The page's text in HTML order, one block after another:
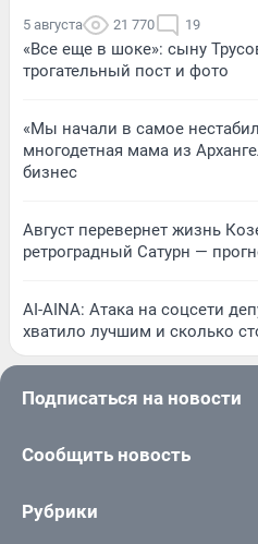
5 августа 21 770 19
«Все еще в шоке»: сыну
трогательный пост и фото
«Мы начали в самое
многодетная мама из
бизнес
Август перевернет жизнь
ретроградный Сатурн —
AI-AINA: Атака на соцсети
хватило лучшим и сколько
Подписаться на новости
Сообщить новость
Рубрики